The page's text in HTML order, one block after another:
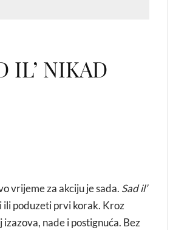
IL’ NIKAD
vrijeme za akciju je sada. Sad il’
ili poduzeti prvi korak. Kroz
nade i postignuća. Bez